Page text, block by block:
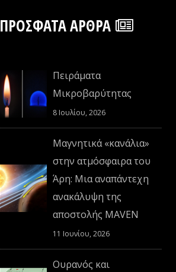
ΠΡΌΣΦΑΤΑ ΆΡΘΡΑ
Πειράματα
Μικροβαρύτητας
8 Ιουλίου, 2026
Μαγνητικά «κανάλια»
στην ατμόσφαιρα του
Άρη: Μια αναπάντεχη
ανακάλυψη της
αποστολής MAVEN
11 Ιουνίου, 2026
Ουρανός και